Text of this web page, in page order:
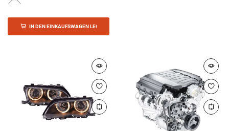
IN DEN EINKAUFSWAGEN LEGEN